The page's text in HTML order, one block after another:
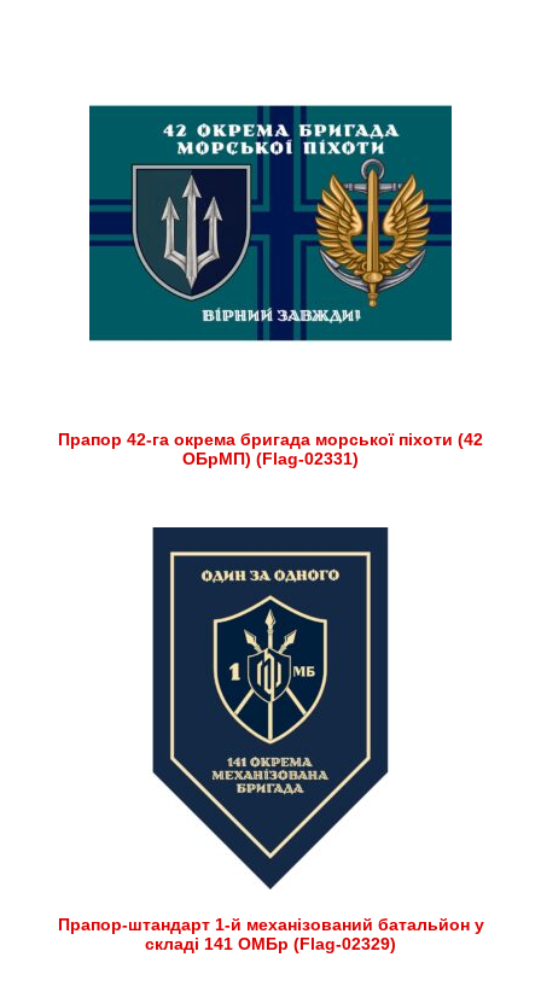
Прапор 42-га окрема бригада морської піхоти (42
ОБрМП) (Flag-02331)
Прапор-штандарт 1-й механізований батальйон у
складі 141 ОМБр (Flag-02329)